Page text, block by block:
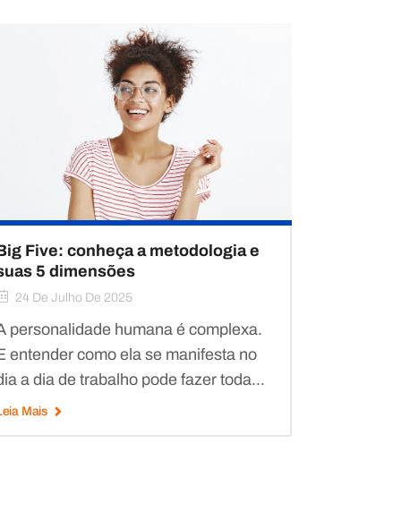
Five: conheça a metodologia e
5 dimensões
24 De Julho De 2025
personalidade humana é complexa.
entender como ela se manifesta no
a dia de trabalho pode fazer toda...
Mais